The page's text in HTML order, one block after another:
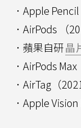
．Apple
．AirPods （
．蘋果自研晶
．AirPods
．AirTag（
．Apple